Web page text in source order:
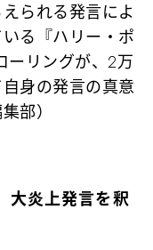
られる発言によ
る『ハリー・ポ
ーリングが、2万
身の発言の真意
部）
大炎上発言を釈